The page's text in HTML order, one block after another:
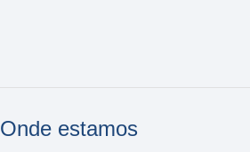
Onde estamos